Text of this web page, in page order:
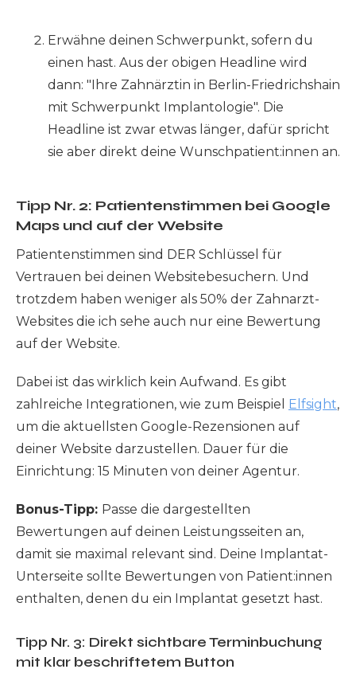
Erwähne deinen Schwerpunkt, sofern du
einen hast. Aus der obigen Headline wird
dann: "Ihre Zahnärztin in Berlin-Friedrichshain
mit Schwerpunkt Implantologie". Die
Headline ist zwar etwas länger, dafür spricht
sie aber direkt deine Wunschpatient:innen an.
Tipp Nr. 2: Patientenstimmen bei Google
Maps und auf der Website
Patientenstimmen sind DER Schlüssel für
Vertrauen bei deinen Websitebesuchern. Und
trotzdem haben weniger als 50% der Zahnarzt-
Websites die ich sehe auch nur eine Bewertung
auf der Website.
Dabei ist das wirklich kein Aufwand. Es gibt
zahlreiche Integrationen, wie zum Beispiel Elfsight,
um die aktuellsten Google-Rezensionen auf
deiner Website darzustellen. Dauer für die
Einrichtung: 15 Minuten von deiner Agentur.
Bonus-Tipp: Passe die dargestellten
Bewertungen auf deinen Leistungsseiten an,
damit sie maximal relevant sind. Deine Implantat-
Unterseite sollte Bewertungen von Patient:innen
enthalten, denen du ein Implantat gesetzt hast.
Tipp Nr. 3: Direkt sichtbare Terminbuchung
mit klar beschriftetem Button